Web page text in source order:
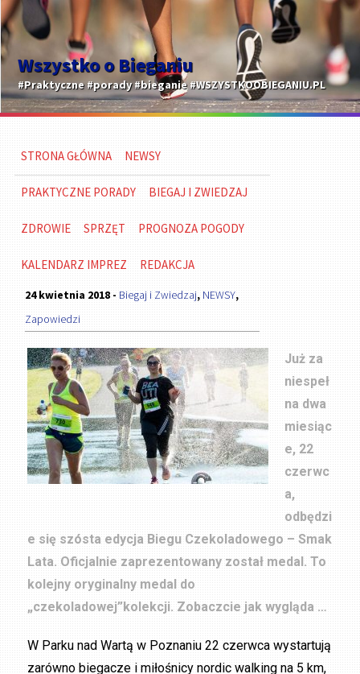
Wszystko o Bieganiu
#Praktyczne #porady #bieganie #WSZYSTKOOBIEGANIU.PL
STRONA GŁÓWNA NEWSY
PRAKTYCZNE PORADY BIEGAJ I ZWIEDZAJ
ZDROWIE SPRZĘT PROGNOZA POGODY
KALENDARZ IMPREZ REDAKCJA
24 kwietnia 2018 - Biegaj i Zwiedzaj, NEWSY,
Zapowiedzi
Już za
niespeł
na dwa
miesiąc
e, 22
czerwc
a,
odbędzi
e się szósta edycja Biegu Czekoladowego – Smak
Lata. Oficjalnie zaprezentowany został medal. To
kolejny oryginalny medal do
„czekoladowej”kolekcji. Zobaczcie jak wygląda …
W Parku nad Wartą w Poznaniu 22 czerwca wystartują
zarówno biegacze i miłośnicy nordic walking na 5 km,